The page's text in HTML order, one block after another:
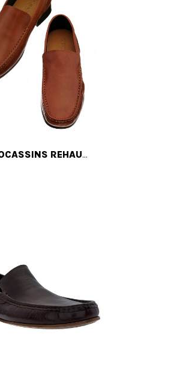
LUXOR - MOCASSINS REHAUSSANTS EN CUIR JUSQU'À 6 CM EN PLUS